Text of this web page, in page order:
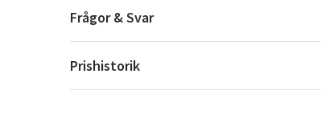
Frågor & Svar
Prishistorik